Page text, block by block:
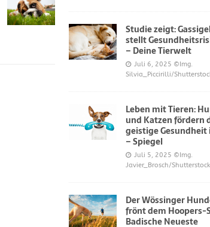
Studie zeigt:
stellt
– Deine Tierwelt
Juli 6, 2025 ©Img.
Silvia_Piccirilli/
Leben mit Tieren:
und Katzen fördern
geistige
– Spiegel
Juli 5, 2025 ©Img.
Javier_Brosch/
Der Wössinger
frönt dem Hoopers-
Badische Neueste